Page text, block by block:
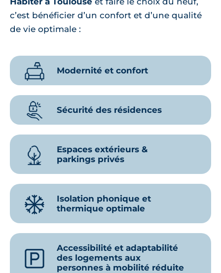
c’est bénéficier d’un confort et d’une qualité
de vie optimale :
Modernité et confort
Sécurité des résidences
Espaces extérieurs &
parkings privés
Isolation phonique et
thermique optimale
Accessibilité et adaptabilité
des logements aux
personnes à mobilité réduite